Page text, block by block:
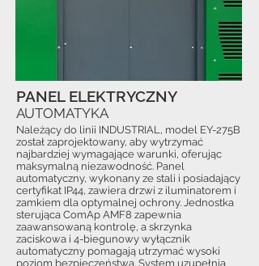
Należący do linii INDUSTRIAL, model EY-275B
został zaprojektowany, aby wytrzymać
najbardziej wymagające warunki, oferując
maksymalną niezawodność. Panel
automatyczny, wykonany ze stali i posiadający
certyfikat IP44, zawiera drzwi z iluminatorem i
zamkiem dla optymalnej ochrony. Jednostka
sterująca ComAp AMF8 zapewnia
zaawansowaną kontrolę, a skrzynka
zaciskowa i 4-biegunowy wyłącznik
automatyczny pomagają utrzymać wysoki
poziom bezpieczeństwa. System uzupełnia
PANEL ELEKTRYCZNY
AUTOMATYKA